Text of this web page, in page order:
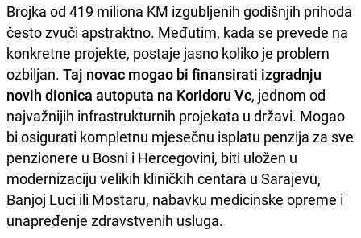
Brojka od 419 miliona KM izgubljenih godišnjih prihoda
često zvuči apstraktno. Međutim, kada se prevede na
konkretne projekte, postaje jasno koliko je problem
ozbiljan. Taj novac mogao bi finansirati izgradnju
novih dionica autoputa na Koridoru Vc, jednom od
najvažnijih infrastrukturnih projekata u državi. Mogao
bi osigurati kompletnu mjesečnu isplatu penzija za sve
penzionere u Bosni i Hercegovini, biti uložen u
modernizaciju velikih kliničkih centara u Sarajevu,
Banjoj Luci ili Mostaru, nabavku medicinske opreme i
unapređenje zdravstvenih usluga.